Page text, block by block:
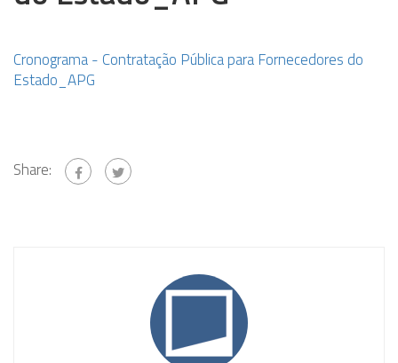
Cronograma - Contratação Pública para Fornecedores do
Estado_APG
Share: